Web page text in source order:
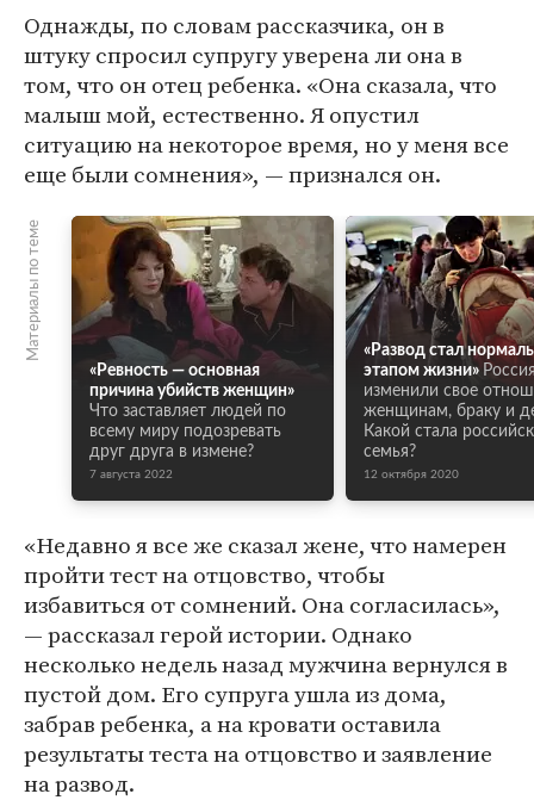
Однажды, по словам рассказчика, он в
штуку спросил супругу уверена ли она в
том, что он отец ребенка. «Она сказала, что
малыш мой, естественно. Я опустил
ситуацию на некоторое время, но у меня все
еще были сомнения», — признался он.
Материалы по теме
«Ревность — основная
причина убийств женщин»
Что заставляет людей по
всему миру подозревать
друг друга в измене?
7 августа 2022
«Развод стал
этапом жизни»
изменили свое
женщинам, браку и
Какой стала
семья?
12 октября 2020
«Недавно я все же сказал жене, что намерен
пройти тест на отцовство, чтобы
избавиться от сомнений. Она согласилась»,
— рассказал герой истории. Однако
несколько недель назад мужчина вернулся в
пустой дом. Его супруга ушла из дома,
забрав ребенка, а на кровати оставила
результаты теста на отцовство и заявление
на развод.